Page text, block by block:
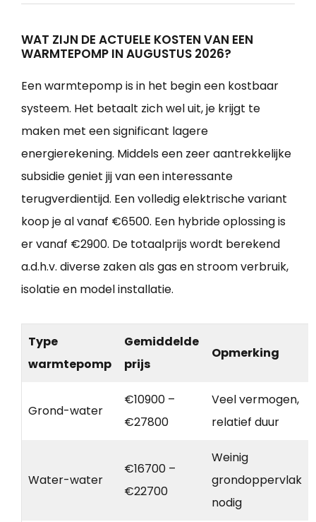
WAT ZIJN DE ACTUELE KOSTEN VAN EEN
WARMTEPOMP IN AUGUSTUS 2026?
Een warmtepomp is in het begin een kostbaar
systeem. Het betaalt zich wel uit, je krijgt te
maken met een significant lagere
energierekening. Middels een zeer aantrekkelijke
subsidie geniet jij van een interessante
terugverdientijd. Een volledig elektrische variant
koop je al vanaf €6500. Een hybride oplossing is
er vanaf €2900. De totaalprijs wordt berekend
a.d.h.v. diverse zaken als gas en stroom verbruik,
isolatie en model installatie.
Type
warmtepomp
Gemiddelde
prijs
Opmerking
Grond-water
€10900 –
€27800
Veel vermogen,
relatief duur
Water-water
€16700 –
€22700
Weinig
grondoppervlak
nodig